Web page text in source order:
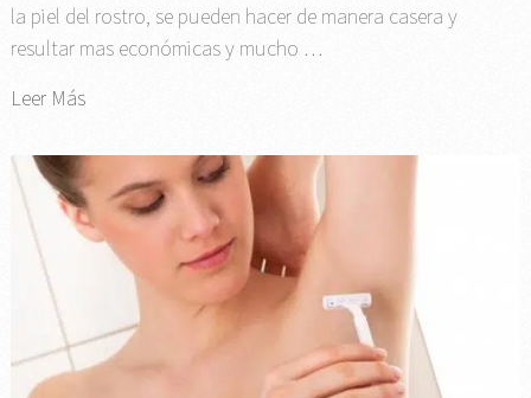
la piel del rostro, se pueden hacer de manera casera y
resultar mas económicas y mucho …
Leer Más